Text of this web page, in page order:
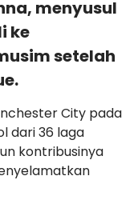
menyusul
ke
setelah
City pada
dari 36 laga
kontribusinya